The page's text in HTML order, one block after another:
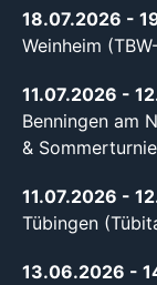
18.07.2026 -
Weinheim
11.07.2026 -
Benningen am
&
11.07.2026 -
Tübingen
13.06.2026 -